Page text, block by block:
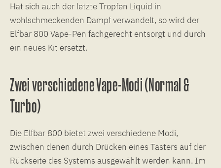
Hat sich auch der letzte Tropfen Liquid in
wohlschmeckenden Dampf verwandelt, so wird der
Elfbar 800 Vape-Pen fachgerecht entsorgt und durch
ein neues Kit ersetzt.
Zwei verschiedene Vape-Modi (Normal &
Turbo)
Die Elfbar 800 bietet zwei verschiedene Modi,
zwischen denen durch Drücken eines Tasters auf der
Rückseite des Systems ausgewählt werden kann. Im